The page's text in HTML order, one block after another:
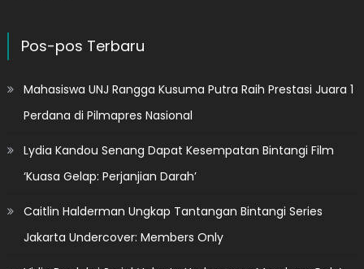
Pos-pos Terbaru
Mahasiswa UNJ Rangga Kusuma Putra Raih Prestasi Juara 1
Perdana di Pilmapres Nasional
Lydia Kandou Senang Dapat Kesempatan Bintangi Film
‘Kuasa Gelap: Perjanjian Darah’
Caitlin Halderman Ungkap Tantangan Bintangi Series
Jakarta Undercover: Members Only